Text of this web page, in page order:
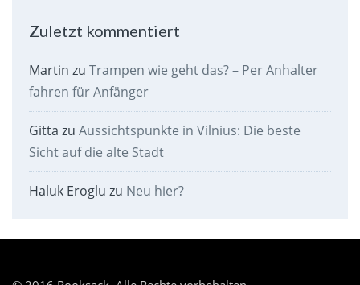
Zuletzt kommentiert
Martin zu Trampen wie geht das? – Per Anhalter
fahren für Anfänger
Gitta zu Aussichtspunkte in Vilnius: Die beste
Sicht auf die alte Stadt
Haluk Eroglu zu Neu hier?